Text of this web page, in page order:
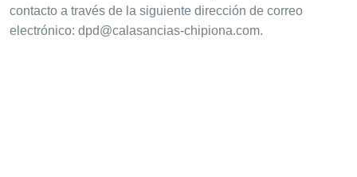
contacto a través de la siguiente dirección de correo
electrónico: dpd@calasancias-chipiona.com.